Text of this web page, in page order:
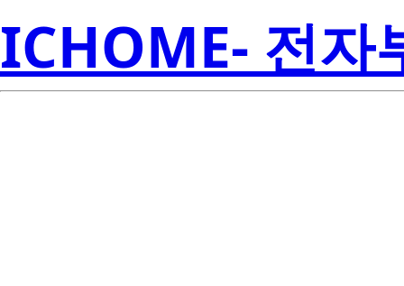
ICHOME- 전자